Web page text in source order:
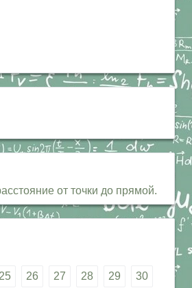
от точки до прямой.
25 26 27 28 29 30